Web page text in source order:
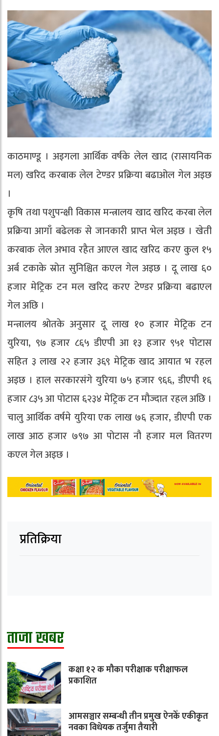
काठमाण्डू । अइगला आर्थिक वर्षके लेल खाद (रासायनिक
मल) खरिद करबाक लेल टेण्डर प्रक्रिया बढाओल गेल अइछ
।
कृषि तथा पशुपन्क्षी विकास मन्त्रालय खाद खरिद करबा लेल
प्रक्रिया आगाँ बढेलक से जानकारी प्राप्त भेल अइछ । खेती
करबाक लेल अभाव रहैत आएल खाद खरिद करए कुल १५
अर्ब टकाके स्रोत सुनिश्चित कएल गेल अइछ । दू लाख ६०
हजार मेट्रिक टन मल खरिद करए टेण्डर प्रक्रिया बढाएल
गेल अछि ।
मन्त्रालय श्रोतके अनुसार दू लाख १० हजार मेट्रिक टन
युरिया, ९७ हजार ८६५ डीएपी आ १३ हजार ९५१ पोटास
सहित ३ लाख २२ हजार ३६९ मेट्रिक खाद आयात भ रहल
अइछ । हाल सरकारसंगे युरिया ७५ हजार ९६६, डीएपी १६
हजार ८३५ आ पोटास ६२३४ मेट्रिक टन मौज्दात रहल अछि ।
चालु आर्थिक वर्षमे युरिया एक लाख ७६ हजार, डीएपी एक
लाख आठ हजार ७९७ आ पोटास नौ हजार मल वितरण
कएल गेल अइछ ।
प्रतिक्रिया
ताजा खबर
कक्षा १२ क मौका परीक्षाक परीक्षाफल
प्रकाशित
आमसञ्चार सम्बन्धी तीन प्रमुख ऐनकेँ एकीकृत
नवका विधेयक तर्जुमा तैयारी